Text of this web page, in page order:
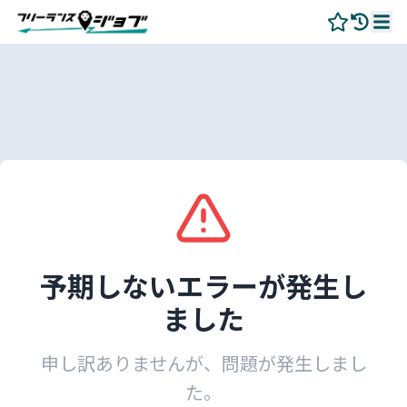
予期しないエラーが発生し
ました
申し訳ありませんが、問題が発生しまし
た。